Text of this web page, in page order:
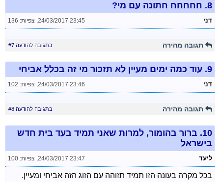
8. חחחחח חתונה עם מי?
דני 24/03/2017 23:45
, צפיות: 136
תגובה מהירה בתגובה להודעה #7
9. עוד כמה ימים מעיין לא תזכור מי זה בכלל אביחי
דני 24/03/2017 23:46
, צפיות: 102
תגובה מהירה בתגובה להודעה #8
10. ברור בהומור, למרות שאני תמיד בעד בית חדש
בישראל
ליעד 24/03/2017 23:47
, צפיות: 100
בכל מקרה בעונה הזו תמיד תזוהה עם הזוג הזה אביחי ומעיין.